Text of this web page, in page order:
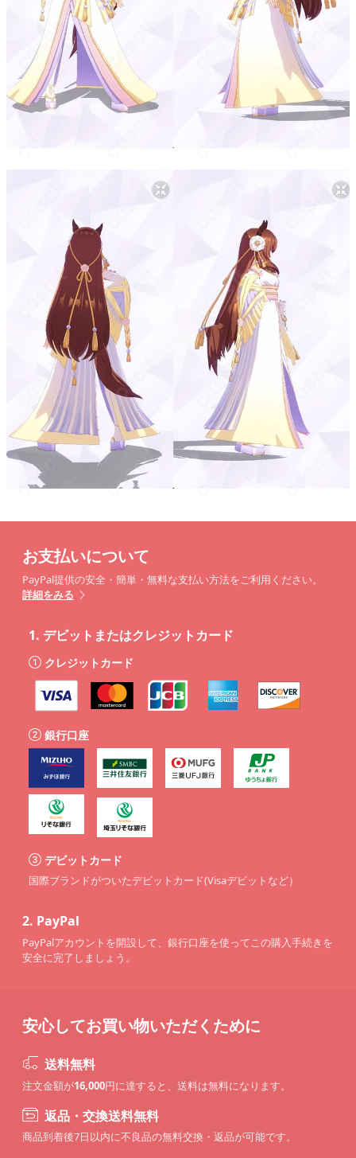
お支払いについて
PayPal提供の安全・簡単・無料な支払い方法をご利用ください。
詳細をみる
1. デビットまたはクレジットカード
クレジットカード
銀行口座
デビットカード
国際ブランドがついたデビットカード(Visaデビットなど）
2. PayPal
PayPalアカウントを開設して、銀行口座を使ってこの購入手続きを
安全に完了しましょう。
安心してお買い物いただくために
送料無料
注文金額が16,000円に達すると、送料は無料になります。
返品・交換送料無料
商品到着後7日以内に不良品の無料交換・返品が可能です。